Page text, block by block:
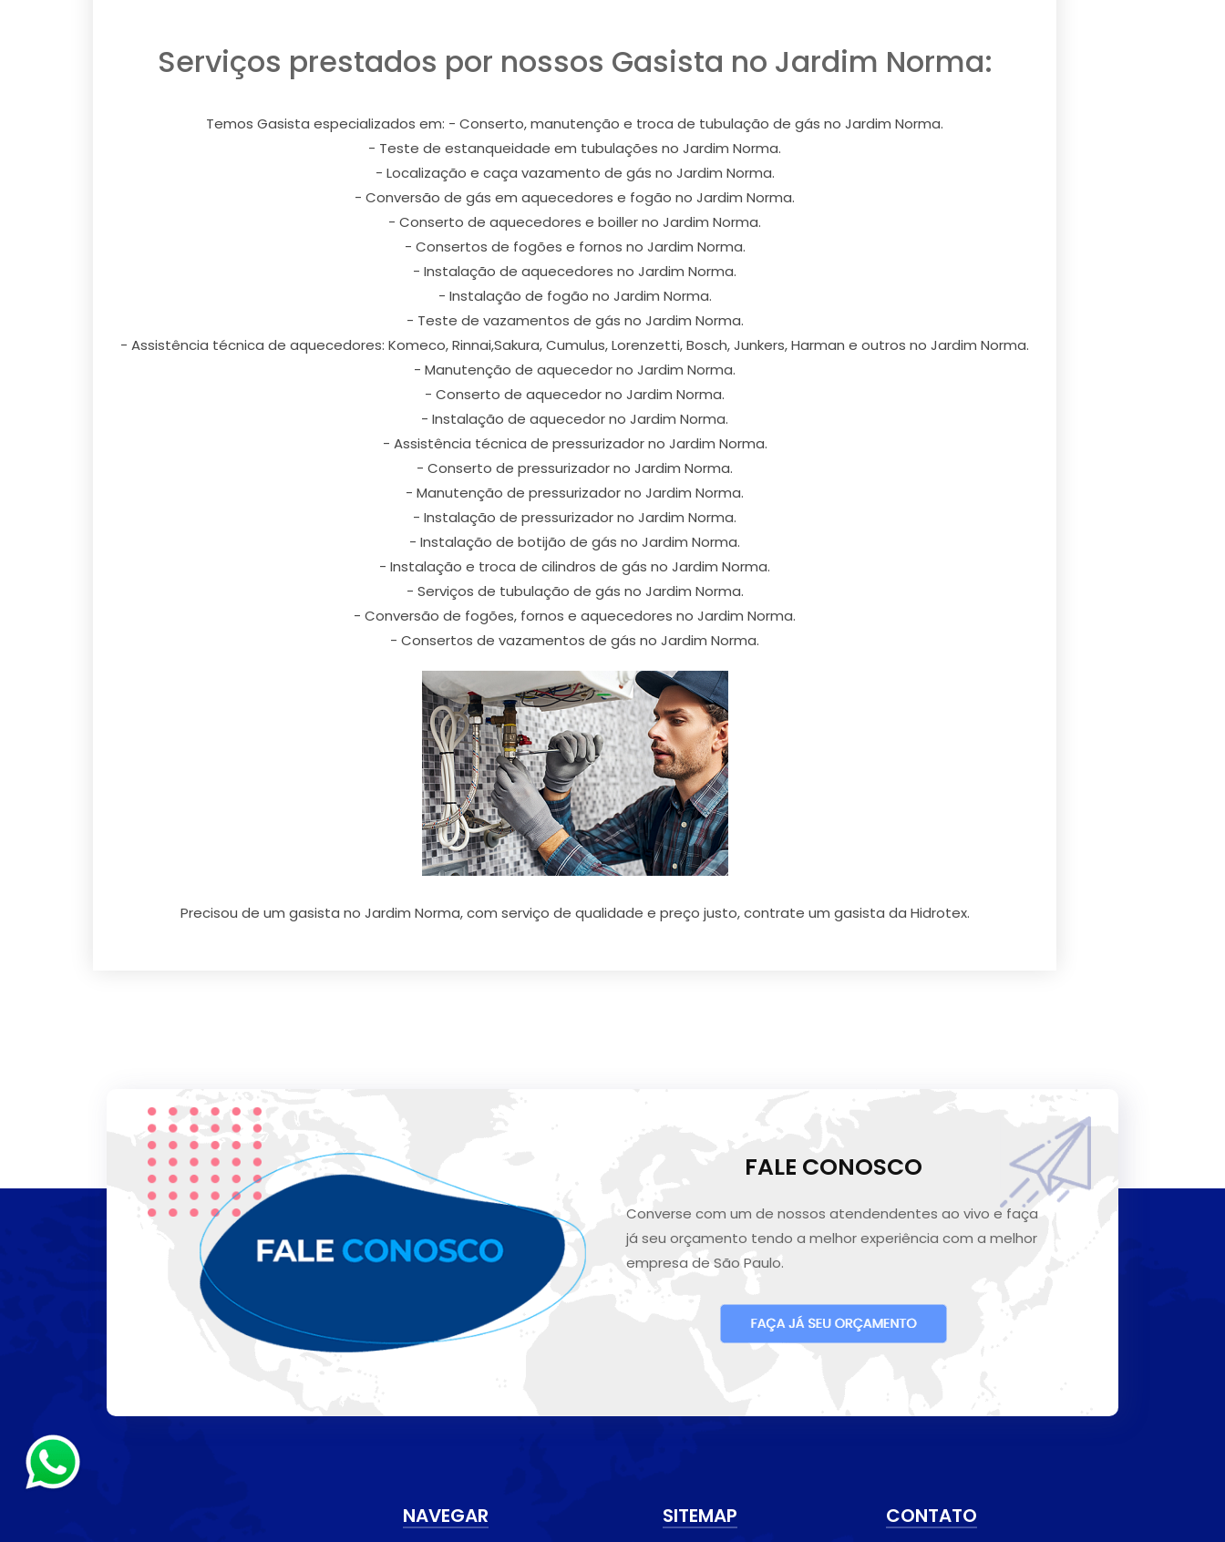
Serviços prestados por nossos Gasista no Jardim Norma:
Temos Gasista especializados em: - Conserto, manutenção e troca de tubulação de gás no Jardim Norma.
- Teste de estanqueidade em tubulações no Jardim Norma.
- Localização e caça vazamento de gás no Jardim Norma.
- Conversão de gás em aquecedores e fogão no Jardim Norma.
- Conserto de aquecedores e boiller no Jardim Norma.
- Consertos de fogões e fornos no Jardim Norma.
- Instalação de aquecedores no Jardim Norma.
- Instalação de fogão no Jardim Norma.
- Teste de vazamentos de gás no Jardim Norma.
- Assistência técnica de aquecedores: Komeco, Rinnai,Sakura, Cumulus, Lorenzetti, Bosch, Junkers, Harman e outros no Jardim Norma.
- Manutenção de aquecedor no Jardim Norma.
- Conserto de aquecedor no Jardim Norma.
- Instalação de aquecedor no Jardim Norma.
- Assistência técnica de pressurizador no Jardim Norma.
- Conserto de pressurizador no Jardim Norma.
- Manutenção de pressurizador no Jardim Norma.
- Instalação de pressurizador no Jardim Norma.
- Instalação de botijão de gás no Jardim Norma.
- Instalação e troca de cilindros de gás no Jardim Norma.
- Serviços de tubulação de gás no Jardim Norma.
- Conversão de fogões, fornos e aquecedores no Jardim Norma.
- Consertos de vazamentos de gás no Jardim Norma.
Precisou de um gasista no Jardim Norma, com serviço de qualidade e preço justo, contrate um gasista da Hidrotex.
FALE CONOSCO
Converse com um de nossos atendendentes ao vivo e faça
já seu orçamento tendo a melhor experiência com a melhor
empresa de São Paulo.
NAVEGAR SITEMAP CONTATO